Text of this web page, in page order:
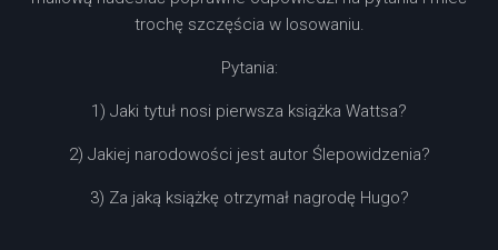
trochę szczęścia w losowaniu.
Pytania:
1) Jaki tytuł nosi pierwsza książka Wattsa?
2) Jakiej narodowości jest autor Ślepowidzenia?
3) Za jaką książkę otrzymał nagrodę Hugo?